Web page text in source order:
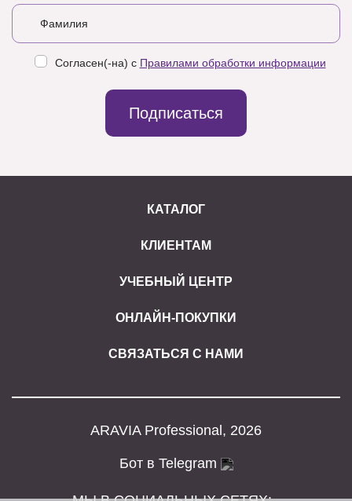
Согласен(-на) с Правилами обработки информации
Подписаться
КАТАЛОГ
КЛИЕНТАМ
УЧЕБНЫЙ ЦЕНТР
ОНЛАЙН-ПОКУПКИ
СВЯЗАТЬСЯ С НАМИ
ARAVIA Professional, 2026
Бот в Telegram